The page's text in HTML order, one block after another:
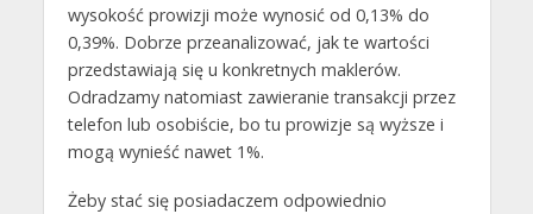
wysokość prowizji może wynosić od 0,13% do
0,39%. Dobrze przeanalizować, jak te wartości
przedstawiają się u konkretnych maklerów.
Odradzamy natomiast zawieranie transakcji przez
telefon lub osobiście, bo tu prowizje są wyższe i
mogą wynieść nawet 1%.
Żeby stać się posiadaczem odpowiednio